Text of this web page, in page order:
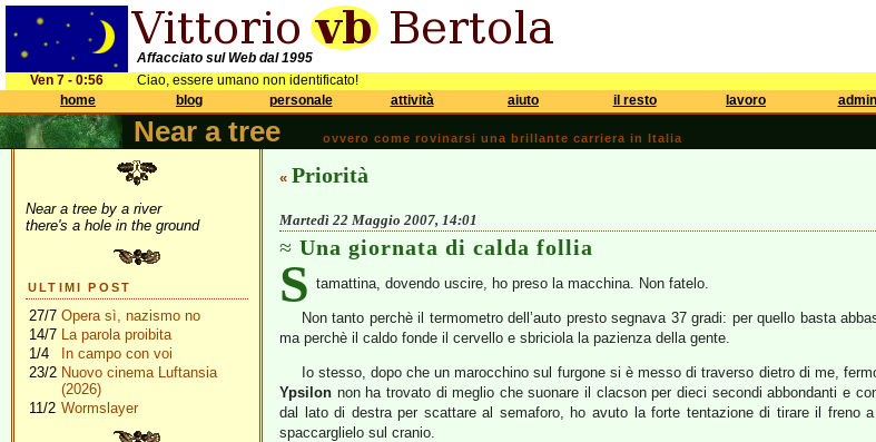
Affacciato sul Web dal 1995
Ven 7 - 0:56
Ciao, essere umano non identificato!
home
blog personale attività aiuto il resto lavoro admin
Near a tree ovvero come rovinarsi una brillante carriera in Italia
Near a tree by a river
there's a hole in the ground
ULTIMI POST
27/7 Opera sì, nazismo no
14/7 La parola proibita
1/4
In campo con voi
23/2 Nuovo cinema Luftansia
(2026)
11/2 Wormslayer
« Priorità
Martedì 22 Maggio 2007, 14:01
Una giornata di calda follia
S tamattina, dovendo uscire, ho preso la macchina. Non fatelo.
Non tanto perchè il termometro dell’auto presto segnava 37 gradi: per quello basta
ma perchè il caldo fonde il cervello e sbriciola la pazienza della gente.
Io stesso, dopo che un marocchino sul furgone si è messo di traverso dietro di me,
Ypsilon non ha trovato di meglio che suonare il clacson per dieci secondi abbondanti e
dal lato di destra per scattare al semaforo, ho avuto la forte tentazione di tirare il freno
spaccarglielo sul cranio.